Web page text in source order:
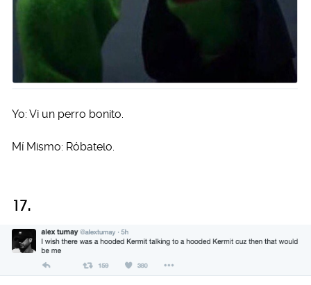
Yo: Vi un perro bonito.
Mí Mismo: Róbatelo.
17.